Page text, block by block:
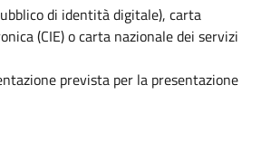
di identità digitale), carta
(CIE) o carta nazionale dei servizi
prevista per la presentazione